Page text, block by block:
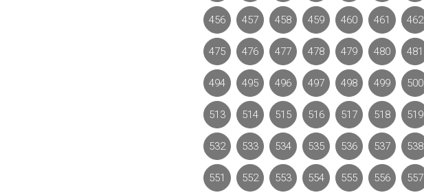
456 457 458 459 460 461 462
475 476 477 478 479 480 481
494 495 496 497 498 499 500
513 514 515 516 517 518 519
532 533 534 535 536 537 538
551 552 553 554 555 556 557